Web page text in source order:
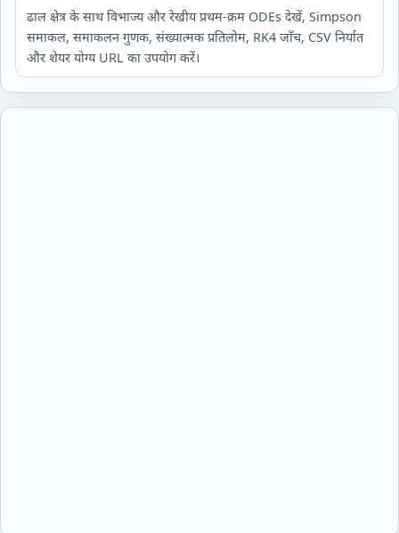
ढाल क्षेत्र के साथ विभाज्य और रेखीय प्रथम‑क्रम ODEs देखें, Simpson
समाकल, समाकलन गुणक, संख्यात्मक प्रतिलोम, RK4 जाँच, CSV निर्यात
और शेयर योग्य URL का उपयोग करें।